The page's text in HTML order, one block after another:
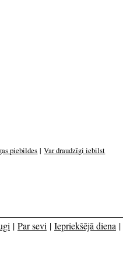
piebildes |Var draudzīgi iebilst
| Par sevi | Iepriekšējā diena |